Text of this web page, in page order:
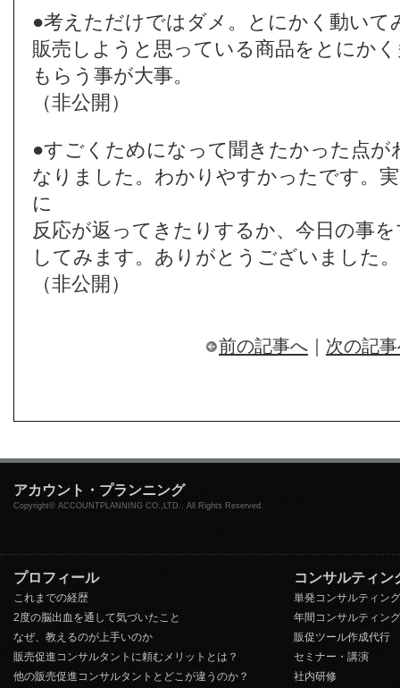
●考えただけではダメ。とにかく動いて
販売しようと思っている商品をとにか
もらう事が大事。
（非公開）
●すごくためになって聞きたかった点が
なりました。わかりやすかったです。
に
反応が返ってきたりするか、今日の事
してみます。ありがとうございました。
（非公開）
前の記事へ ｜ 次の記
アカウント・プランニング
Copyright© ACCOUNTPLANNING CO.,LTD.. All Rights Reserved.
プロフィール
これまでの経歴
2度の脳出血を通して気づいたこと
なぜ、教えるのが上手いのか
販売促進コンサルタントに頼むメリットとは？
他の販売促進コンサルタントとどこが違うのか？
コンサルティン
単発コンサルティング
年間コンサルティング
販促ツール作成代行
セミナー・講演
社内研修